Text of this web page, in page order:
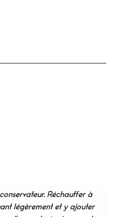
Réchauffer à
légèrement et y ajouter